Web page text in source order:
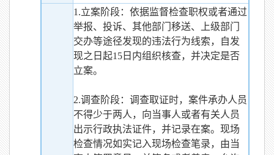
1.立案阶段：依据监督检查职权或者通过
举报、投诉、其他部门移送、上级部门
交办等途径发现的违法行为线索，自发
现之日起15日内组织核查，并决定是否
立案。
2.调查阶段：调查取证时，案件承办人员
不得少于两人，向当事人或者有关人员
出示行政执法证件，并记录在案。现场
检查情况如实记入现场检查笔录，由当